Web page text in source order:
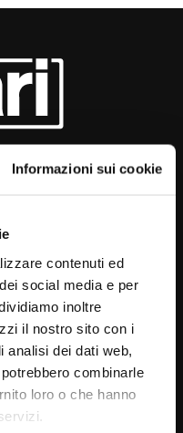
Informazioni sui cookie
contenuti ed
social media e per
inoltre
il nostro sito con i
dei dati web,
combinarle
loro o che hanno